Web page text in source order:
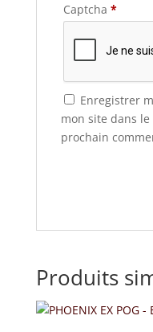
Captcha *
Enregistrer
mon site dans
prochain
Produits